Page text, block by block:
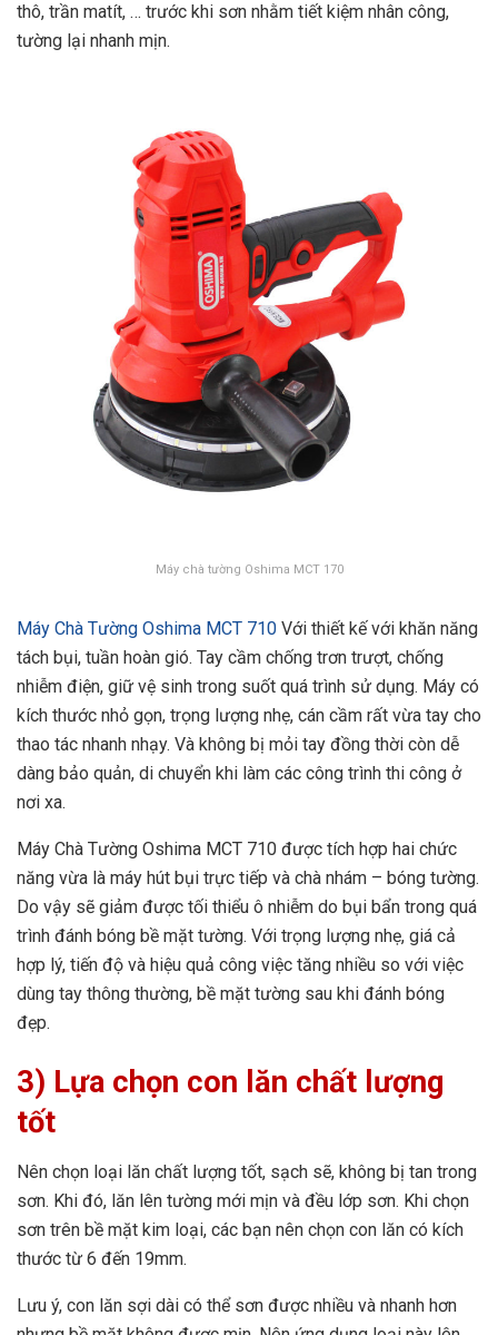
thô, trần matít, … trước khi sơn nhằm tiết kiệm nhân công,
tường lại nhanh mịn.
Máy chà tường Oshima MCT 170
Máy Chà Tường Oshima MCT 710 Với thiết kế với khăn năng
tách bụi, tuần hoàn gió. Tay cầm chống trơn trượt, chống
nhiễm điện, giữ vệ sinh trong suốt quá trình sử dụng. Máy có
kích thước nhỏ gọn, trọng lượng nhẹ, cán cầm rất vừa tay cho
thao tác nhanh nhạy. Và không bị mỏi tay đồng thời còn dễ
dàng bảo quản, di chuyển khi làm các công trình thi công ở
nơi xa.
Máy Chà Tường Oshima MCT 710 được tích hợp hai chức
năng vừa là máy hút bụi trực tiếp và chà nhám – bóng tường.
Do vậy sẽ giảm được tối thiểu ô nhiễm do bụi bẩn trong quá
trình đánh bóng bề mặt tường. Với trọng lượng nhẹ, giá cả
hợp lý, tiến độ và hiệu quả công việc tăng nhiều so với việc
dùng tay thông thường, bề mặt tường sau khi đánh bóng
đẹp.
3) Lựa chọn con lăn chất lượng
tốt
Nên chọn loại lăn chất lượng tốt, sạch sẽ, không bị tan trong
sơn. Khi đó, lăn lên tường mới mịn và đều lớp sơn. Khi chọn
sơn trên bề mặt kim loại, các bạn nên chọn con lăn có kích
thước từ 6 đến 19mm.
Lưu ý, con lăn sợi dài có thể sơn được nhiều và nhanh hơn